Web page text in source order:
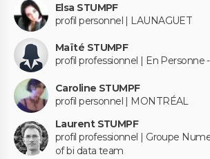
Elsa STUMPF
profil personnel | LAUNAGUET
Maïté STUMPF
profil professionnel | En Personne
Caroline STUMPF
profil personnel | MONTRÉAL
Laurent STUMPF
profil professionnel | Groupe
of bi data team